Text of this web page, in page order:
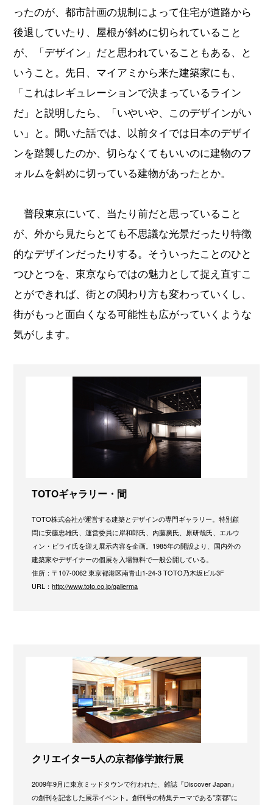
ったのが、都市計画の規制によって住宅が道路から
後退していたり、屋根が斜めに切られていること
が、「デザイン」だと思われていることもある、と
いうこと。先日、マイアミから来た建築家にも、
「これはレギュレーションで決まっているライン
だ」と説明したら、「いやいや、このデザインがい
い」と。聞いた話では、以前タイでは日本のデザイ
ンを踏襲したのか、切らなくてもいいのに建物のフ
ォルムを斜めに切っている建物があったとか。
普段東京にいて、当たり前だと思っていること
が、外から見たらとても不思議な光景だったり特徴
的なデザインだったりする。そういったことのひと
つひとつを、東京ならではの魅力として捉え直すこ
とができれば、街との関わり方も変わっていくし、
街がもっと面白くなる可能性も広がっていくような
気がします。
TOTOギャラリー・間
TOTO株式会社が運営する建築とデザインの専門ギャラリー。特別顧
問に安藤忠雄氏、運営委員に岸和郎氏、内藤廣氏、原研哉氏、エルウ
ィン・ビライ氏を迎え展示内容を企画。1985年の開設より、国内外の
建築家やデザイナーの個展を入場無料で一般公開している。
住所：〒107-0062 東京都港区南青山1-24-3 TOTO乃木坂ビル3F
URL：http://www.toto.co.jp/gallerma
クリエイター5人の京都修学旅行展
2009年9月に東京ミッドタウンで行われた、雑誌『Discover Japan』
の創刊を記念した展示イベント。創刊号の特集テーマである"京都"に